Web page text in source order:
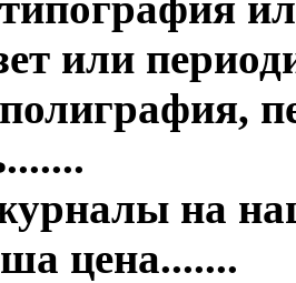
или
на
цена.......